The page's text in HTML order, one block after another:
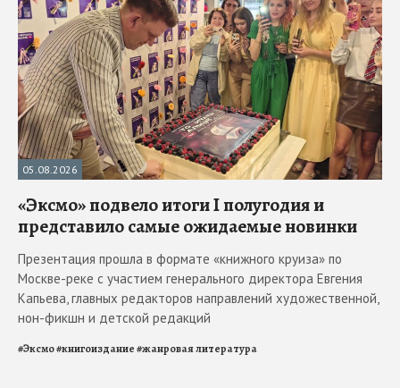
05.08.2026
«Эксмо» подвело итоги I полугодия и
представило самые ожидаемые новинки
Презентация прошла в формате «книжного круиза» по
Москве-реке с участием генерального директора Евгения
Капьева, главных редакторов направлений художественной,
нон-фикшн и детской редакций
#Эксмо#книгоиздание#жанровая литература